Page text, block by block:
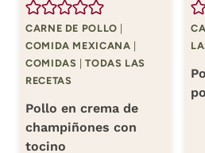
CARNE DE POLLO
COMIDA MEXICANA
COMIDAS |TODAS LAS
RECETAS
Pollo en crema de
champiñones con
tocino